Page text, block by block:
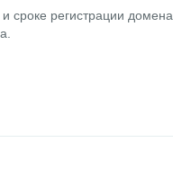
сроке регистрации домена,